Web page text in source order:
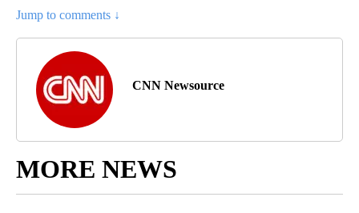
Jump to comments ↓
CNN Newsource
MORE NEWS